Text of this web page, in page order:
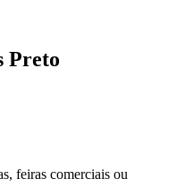
Preto
feiras comerciais ou